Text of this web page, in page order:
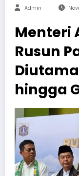
Admin
Menteri
Rusun
hingga